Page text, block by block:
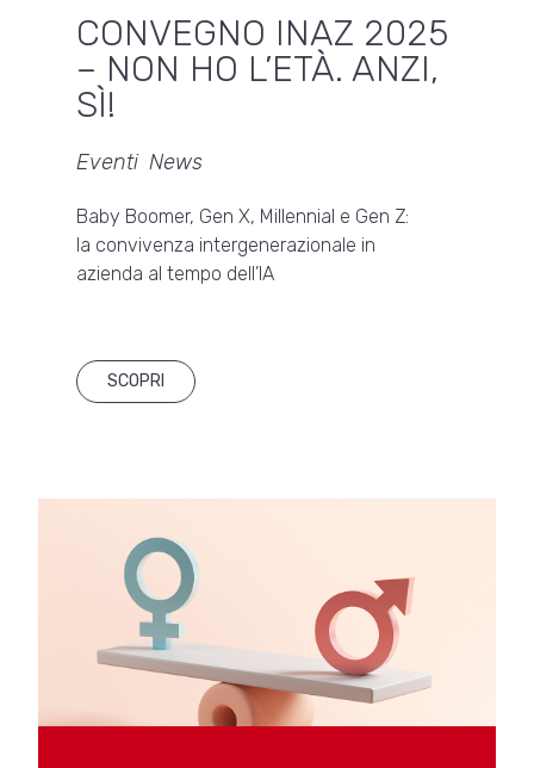
CONVEGNO INAZ 2025
– NON HO L’ETÀ. ANZI,
SÌ!
Eventi, News
Baby Boomer, Gen X, Millennial e Gen Z:
la convivenza intergenerazionale in
azienda al tempo dell’IA
SCOPRI